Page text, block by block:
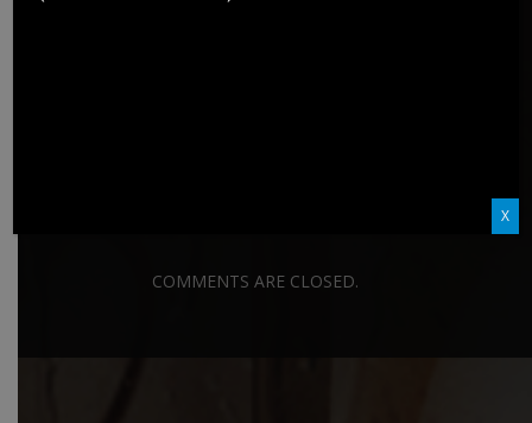
23 JANVIER 2018
COMMENTS ARE CLOSED.
X